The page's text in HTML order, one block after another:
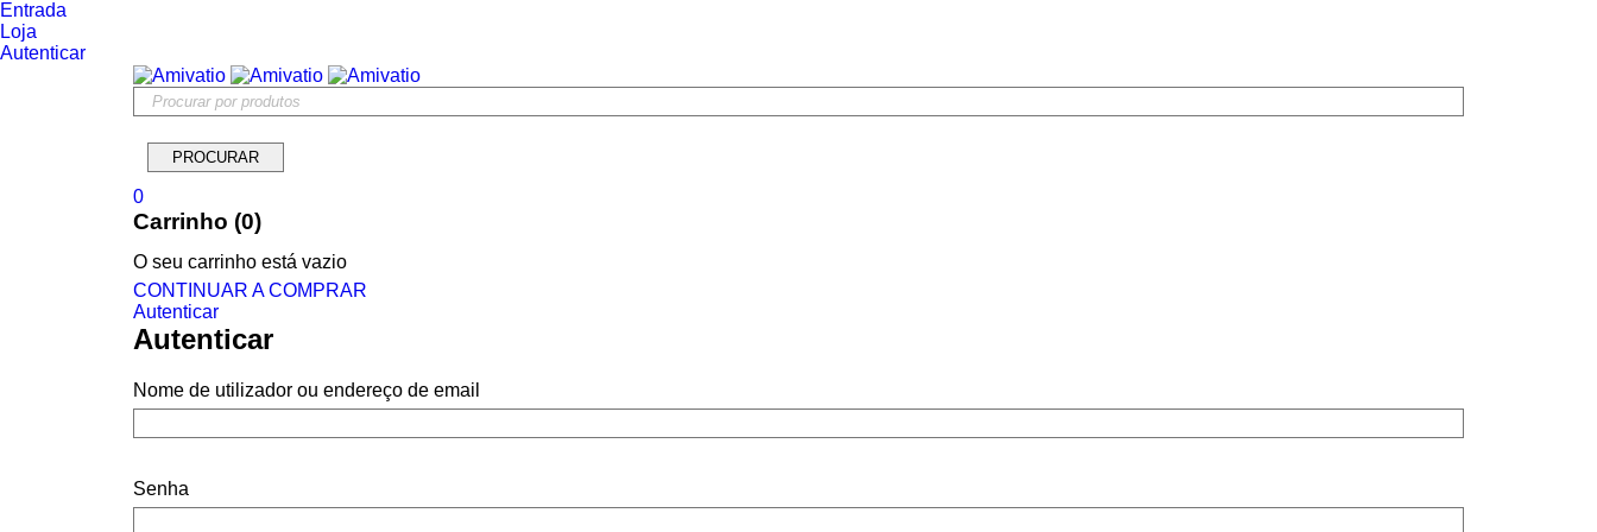
Entrada
Loja
Autenticar
0
Carrinho (0)
O seu carrinho está vazio
CONTINUAR A COMPRAR
Autenticar
Autenticar
Nome de utilizador ou endereço de email
Senha